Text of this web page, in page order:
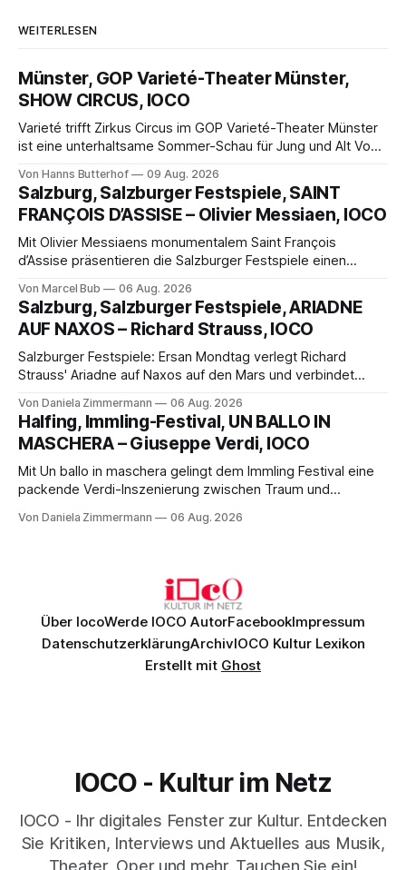
WEITERLESEN
Münster, GOP Varieté-Theater Münster,
SHOW CIRCUS, IOCO
Varieté trifft Zirkus Circus im GOP Varieté-Theater Münster
ist eine unterhaltsame Sommer-Schau für Jung und Alt Von
Münster der Vorhang zur neuen Show Circus hebt, erkundet
wohl auch eine junge Frau, wie es ist, wenn der Zirkus ins
Varieté kommt.
Von Hanns Butterhof 09 Aug. 2026
Salzburg, Salzburger Festspiele, SAINT
FRANÇOIS D’ASSISE – Olivier Messiaen, IOCO
Mit Olivier Messiaens monumentalem Saint François
d’Assise präsentieren die Salzburger Festspiele einen
eine bildgewaltige Inszenierung, Maxime Pascal entfaltet
die komplexe Partitur eindrucksvoll, Philippe Sly berührt als
Franziskus.
Von Marcel Bub 06 Aug. 2026
Salzburg, Salzburger Festspiele, ARIADNE
AUF NAXOS – Richard Strauss, IOCO
Salzburger Festspiele: Ersan Mondtag verlegt Richard
Strauss' Ariadne auf Naxos auf den Mars und verbindet
Aufführung mit starken Solisten und den Wiener
Philharmonikern, szenisch bleibt der zweite Akt jedoch
hinter den Erwartungen zurück.
Von Daniela Zimmermann 06 Aug. 2026
Halfing, Immling-Festival, UN BALLO IN
MASCHERA – Giuseppe Verdi, IOCO
Mit Un ballo in maschera gelingt dem Immling Festival eine
packende Verdi-Inszenierung zwischen Traum und
psychologische Tiefe mit starken Bildern, getragen von
Von Daniela Zimmermann 06 Aug. 2026
Über IocoWerde IOCO AutorFacebookImpressum
DatenschutzerklärungArchivIOCO Kultur Lexikon
Erstellt mit Ghost
IOCO - Kultur im Netz
IOCO - Ihr digitales Fenster zur Kultur. Entdecken
Sie Kritiken, Interviews und Aktuelles aus Musik,
Theater, Oper und mehr. Tauchen Sie ein!